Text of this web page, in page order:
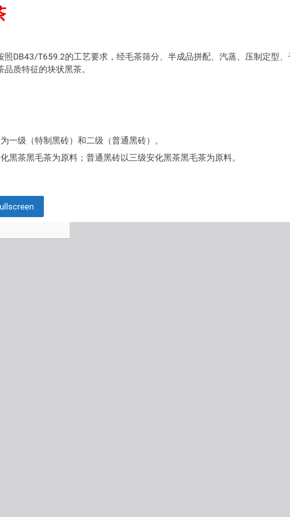
照DB43/T659.2的工艺要求，经毛茶筛分、半成品拼配、汽蒸、压制定型、
质特征的块状黑茶。
一级（特制黑砖）和二级（普通黑砖）。
黑茶黑毛茶为原料；普通黑砖以三级安化黑茶黑毛茶为原料。